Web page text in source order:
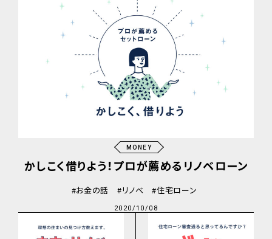
MONEY
かしこく借りよう！プロが薦めるリノベローン
お金の話 リノベ 住宅ローン
2020/10/08